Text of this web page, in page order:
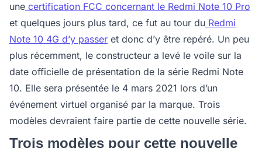
une certification FCC concernant le Redmi Note 10 Pro
et quelques jours plus tard, ce fut au tour du Redmi
Note 10 4G d’y passer et donc d’y être repéré. Un peu
plus récemment, le constructeur a levé le voile sur la
date officielle de présentation de la série Redmi Note
10. Elle sera présentée le 4 mars 2021 lors d’un
événement virtuel organisé par la marque. Trois
modèles devraient faire partie de cette nouvelle série.
Trois modèles pour cette nouvelle